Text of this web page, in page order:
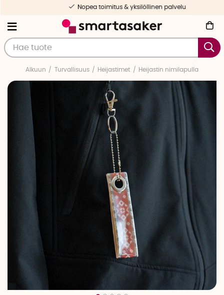
Nopea toimitus & yksilöllinen palvelu
Alkuun Turvallisuus Heijastimet Heijastin nimilapulla